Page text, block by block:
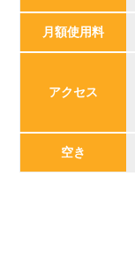
月額使用料
アクセス
空き